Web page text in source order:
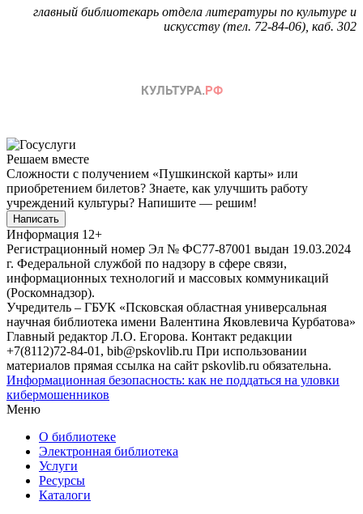
главный библиотекарь отдела литературы по культуре и
искусству (тел. 72-84-06), каб. 302
Решаем вместе
Сложности с получением «Пушкинской карты» или
приобретением билетов? Знаете, как улучшить работу
учреждений культуры? Напишите — решим!
Написать
Информация 12+
Регистрационный номер Эл № ФС77-87001 выдан 19.03.2024
г. Федеральной службой по надзору в сфере связи,
информационных технологий и массовых коммуникаций
(Роскомнадзор).
Учредитель – ГБУК «Псковская областная универсальная
научная библиотека имени Валентина Яковлевича Курбатова»
Главный редактор Л.О. Егорова. Контакт редакции
+7(8112)72-84-01, bib@pskovlib.ru При использовании
материалов прямая ссылка на сайт pskovlib.ru обязательна.
Информационная безопасность: как не поддаться на уловки
кибермошенников
Меню
О библиотеке
Электронная библиотека
Услуги
Ресурсы
Каталоги